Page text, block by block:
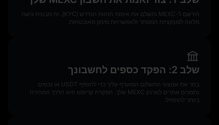
הירשם ל-MEXC והשלם את אימות הזהות הנדרש (KYC). זה מבטיח גישה
מלאה לפונקציות המסחר ולאפשרויות מימון מאובטחות.
שלב 2: הפקד כספים לחשבונך
בחר את אמצעי התשלום המועדף עליך כדי להוסיף USDT או נכסים
נתמכים אחרים לארנק MEXC שלך. הפקדת קריפטו היא הדרך המהירה
ביותר להתחיל.